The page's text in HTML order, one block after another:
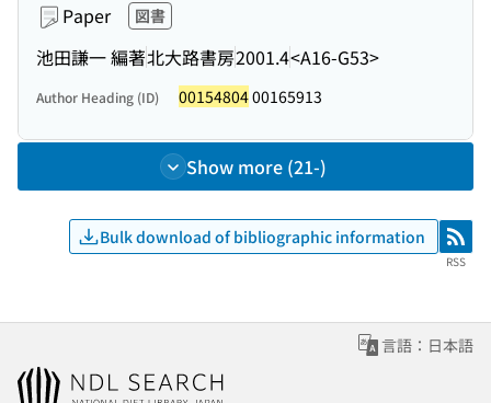
Paper 図書
池田謙一 編著北大路書房2001.4<A16-G53>
Author Heading (ID) 0015480400165913
Show more (21-)
Bulk download of bibliographic information RSS
RSS
言語：日本語